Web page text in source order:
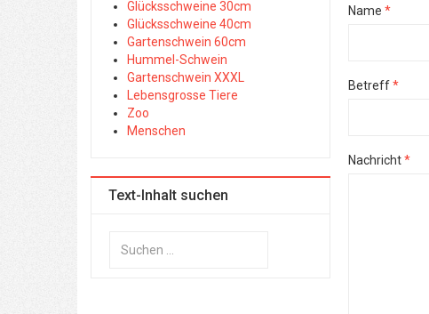
Name *
Betreff*
Nachricht*
Glücksschweine 30cm
Glücksschweine 40cm
Gartenschwein 60cm
Hummel-Schwein
Gartenschwein XXXL
Lebensgrosse Tiere
Zoo
Menschen
Text-Inhalt suchen